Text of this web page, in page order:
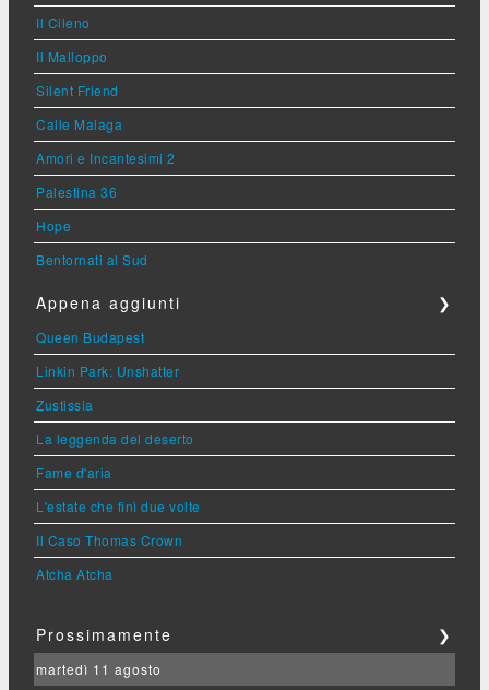
Il Cileno
Il Malloppo
Silent Friend
Calle Malaga
Amori e Incantesimi 2
Palestina 36
Hope
Bentornati al Sud
Appena aggiunti ❯
Queen Budapest
Linkin Park: Unshatter
Zustissia
La leggenda del deserto
Fame d'aria
L'estate che finì due volte
Il Caso Thomas Crown
Atcha Atcha
Prossimamente ❯
martedì 11 agosto